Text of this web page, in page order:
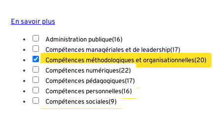
En savoir plus
Administration publique(16)
Compétences managériales et de leadership(17)
Compétences méthodologiques et organisationnelles(20)
Compétences numériques(22)
Compétences pédagogiques(17)
Compétences personnelles(16)
Compétences sociales(9)